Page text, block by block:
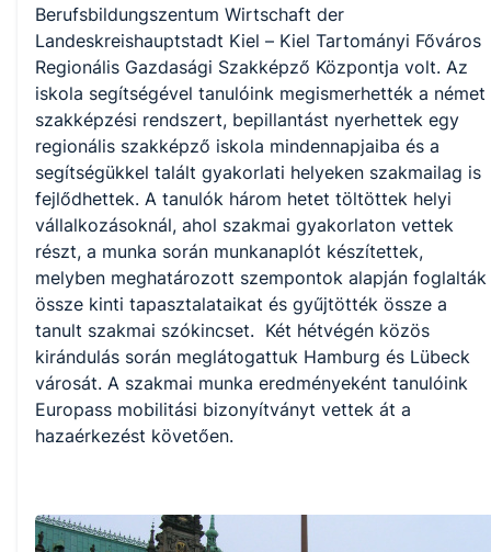
Berufsbildungszentum Wirtschaft der
Landeskreishauptstadt Kiel – Kiel Tartományi Főváros
Regionális Gazdasági Szakképző Központja volt. Az
iskola segítségével tanulóink megismerhették a német
szakképzési rendszert, bepillantást nyerhettek egy
regionális szakképző iskola mindennapjaiba és a
segítségükkel talált gyakorlati helyeken szakmailag is
fejlődhettek. A tanulók három hetet töltöttek helyi
vállalkozásoknál, ahol szakmai gyakorlaton vettek
részt, a munka során munkanaplót készítettek,
melyben meghatározott szempontok alapján foglalták
össze kinti tapasztalataikat és gyűjtötték össze a
tanult szakmai szókincset. Két hétvégén közös
kirándulás során meglátogattuk Hamburg és Lübeck
városát. A szakmai munka eredményeként tanulóink
Europass mobilitási bizonyítványt vettek át a
hazaérkezést követően.